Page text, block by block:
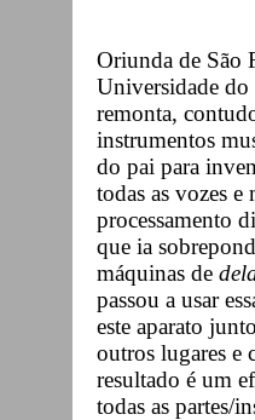
Oriunda de São
Universidade do
remonta,
instrumentos
do pai para
todas as vozes
processamento
que ia
máquinas de
passou a usar
este aparato
outros lugares e
resultado é um
todas as partes/